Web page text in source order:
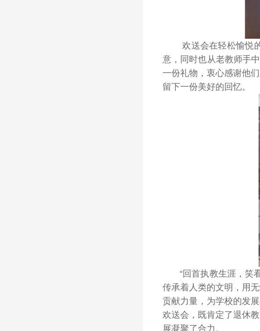
欢送会在轻松愉悦
意，同时也从老教师手
一份礼物，衷心感谢他
留下一份美好的回忆。
“回首执教生涯，笑
传承着人类的文明，用
贡献力量，为学校的发
欢送会，既肯定了退休
展凝聚了合力。